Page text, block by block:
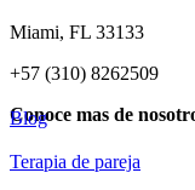
Miami, FL 33133
+57 (310) 8262509
Conoce mas de
Blog
Terapia de pareja